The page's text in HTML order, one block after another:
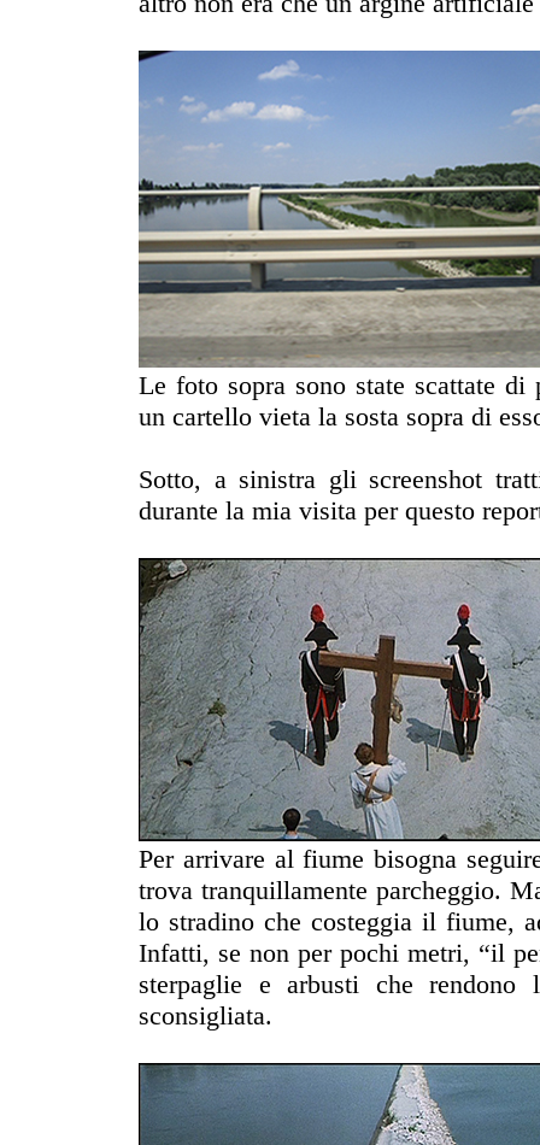
Le foto sopra sono state scattate di
un cartello vieta la sosta sopra di
Sotto, a sinistra gli screenshot
durante la mia visita per questo
Per arrivare al fiume bisogna
trova tranquillamente parcheggio.
lo stradino che costeggia il fiume,
Infatti, se non per pochi metri, “il
sterpaglie e arbusti che rendono
sconsigliata.